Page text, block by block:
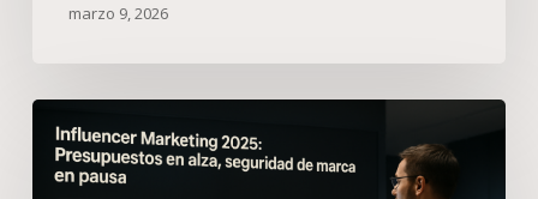
marzo 9, 2026